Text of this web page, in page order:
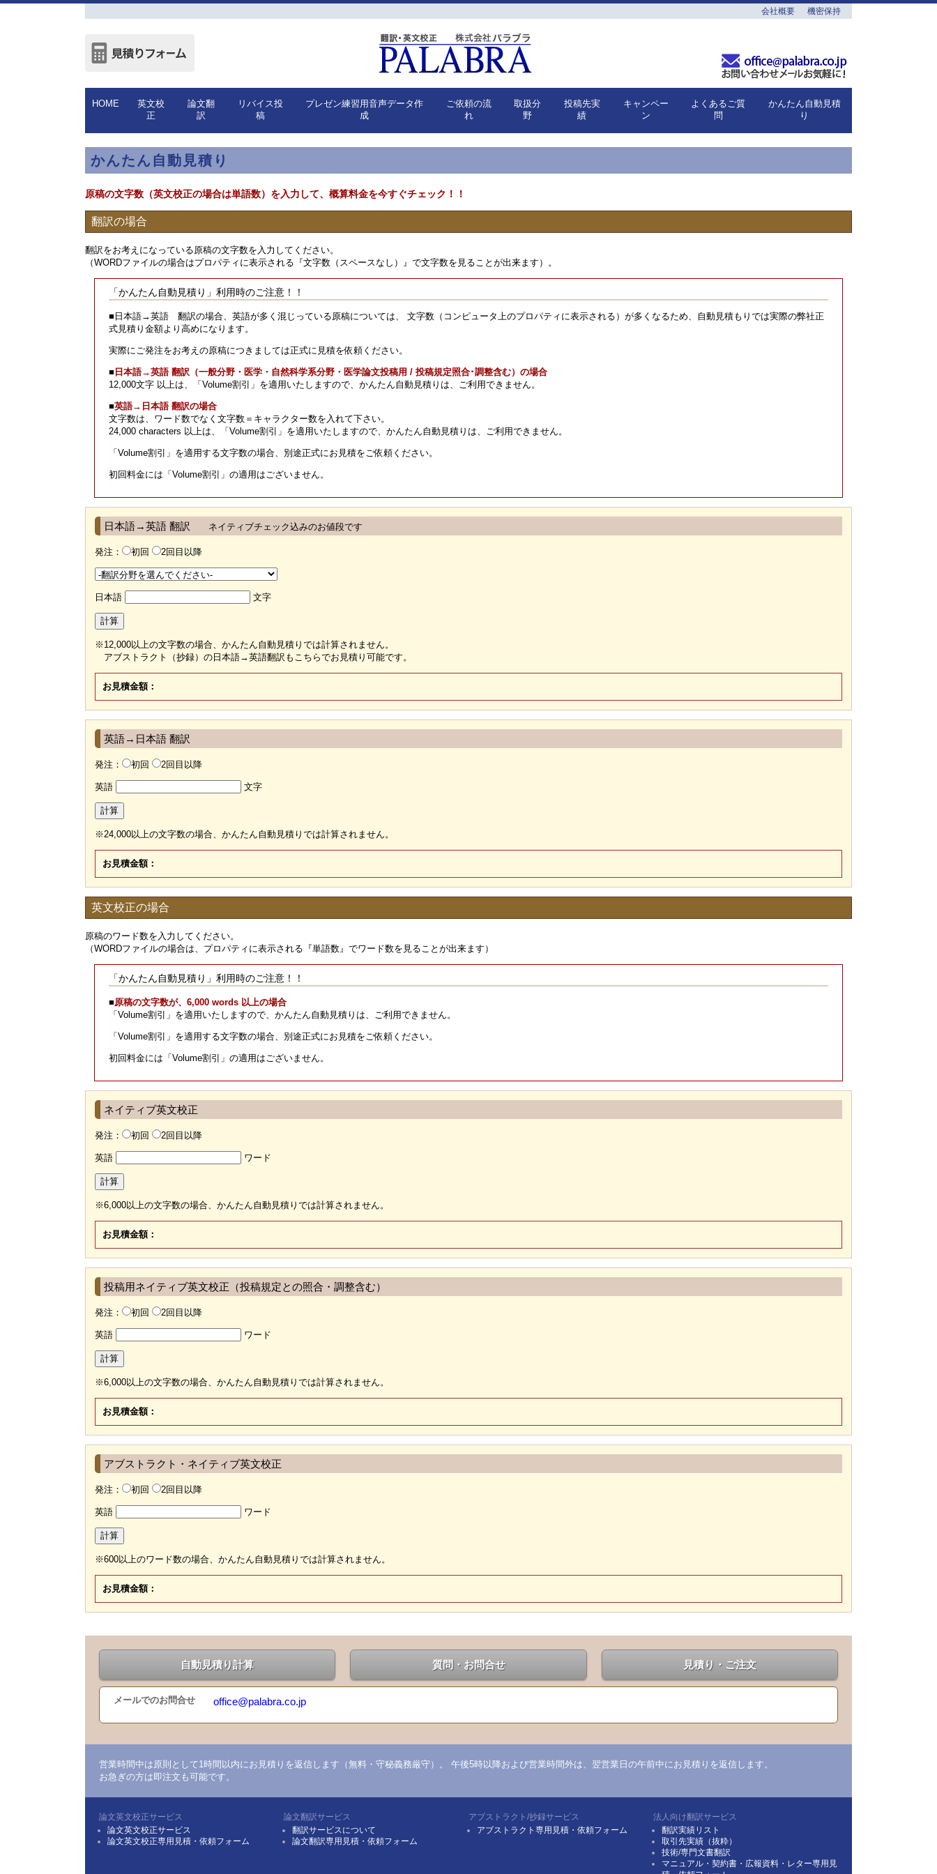
HOME
英文校
正
論文翻
訳
リバイス投
稿
プレゼン練習用音声データ作
成
ご依頼の流
れ
取扱分
野
投稿先実
績
キャンペー
ン
よくあるご質
問
かんたん自動見積
り
会社概要 機密保持
かんたん自動見積り
原稿の文字数（英文校正の場合は単語数）を入力して、概算料金を今すぐチェック！！
翻訳の場合
翻訳をお考えになっている原稿の文字数を入力してください。
（WORDファイルの場合はプロパティに表示される『文字数（スペースなし）』で文字数を見ることが出来ます）。
「かんたん自動見積り」利用時のご注意！！
■日本語→英語 翻訳の場合、英語が多く混じっている原稿については、 文字数（コンピュータ上のプロパティに表示される）が多くなるため、自動見積もりでは実際の弊社正
式見積り金額より高めになります。
実際にご発注をお考えの原稿につきましては正式に見積を依頼ください。
■ 日本語→英語 翻訳（一般分野・医学・自然科学系分野・医学論文投稿用 / 投稿規定照合･調整含む）の場合
12,000文字 以上は、「Volume割引」を適用いたしますので、かんたん自動見積りは、ご利用できません。
■英語→日本語 翻訳の場合
文字数は、ワード数でなく文字数＝キャラクター数を入れて下さい。
24,000 characters 以上は、「Volume割引」を適用いたしますので、かんたん自動見積りは、ご利用できません。
「Volume割引」を適用する文字数の場合、別途正式にお見積をご依頼ください。
初回料金には「Volume割引」の適用はございません。
日本語→英語 翻訳 ネイティブチェック込みのお値段です
発注： 初回 2回目以降
日本語 文字
計算
※12,000以上の文字数の場合、かんたん自動見積りでは計算されません。
アブストラクト（抄録）の日本語→英語翻訳もこちらでお見積り可能です。
お見積金額：
英語→日本語 翻訳
発注： 初回 2回目以降
英語 文字
計算
※24,000以上の文字数の場合、かんたん自動見積りでは計算されません。
お見積金額：
英文校正の場合
原稿のワード数を入力してください。
（WORDファイルの場合は、プロパティに表示される『単語数』でワード数を見ることが出来ます）
「かんたん自動見積り」利用時のご注意！！
■原稿の文字数が、6,000 words 以上の場合
「Volume割引」を適用いたしますので、かんたん自動見積りは、ご利用できません。
「Volume割引」を適用する文字数の場合、別途正式にお見積をご依頼ください。
初回料金には「Volume割引」の適用はございません。
ネイティブ英文校正
発注： 初回 2回目以降
英語 ワード
計算
※6,000以上の文字数の場合、かんたん自動見積りでは計算されません。
お見積金額：
投稿用ネイティブ英文校正（投稿規定との照合・調整含む）
発注： 初回 2回目以降
英語 ワード
計算
※6,000以上の文字数の場合、かんたん自動見積りでは計算されません。
お見積金額：
アブストラクト・ネイティブ英文校正
発注： 初回 2回目以降
英語 ワード
計算
※600以上のワード数の場合、かんたん自動見積りでは計算されません。
お見積金額：
自動見積り計算 質問・お問合せ 見積り・ご注文
メールでのお問合せ office@palabra.co.jp
営業時間中は原則として1時間以内にお見積りを返信します（無料・守秘義務厳守）。 午後5時以降および営業時間外は、翌営業日の午前中にお見積りを返信します。
お急ぎの方は即注文も可能です。
論文英文校正サービス
論文英文校正サービス
論文英文校正専用見積・依頼フォーム
論文翻訳サービス
翻訳サービスについて
論文翻訳専用見積・依頼フォーム
アブストラクト/抄録サービス
アブストラクト専用見積・依頼フォーム
法人向け翻訳サービス
翻訳実績リスト
取引先実績（抜粋）
技術/専門文書翻訳
マニュアル・契約書・広報資料・レター専用見